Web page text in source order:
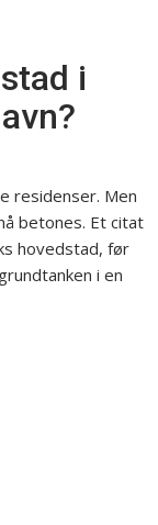
i
residenser. Men
betones. Et citat
hovedstad, før
i en